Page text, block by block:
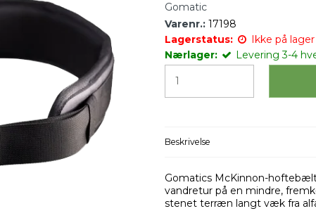
Gomatic
Varenr.: 17198
Lagerstatus:
Ikke på
Nærlager:
Levering 3-4
Beskrivelse
Gomatics McKinnon-
vandretur på en mindre,
stenet terræn langt væk fra